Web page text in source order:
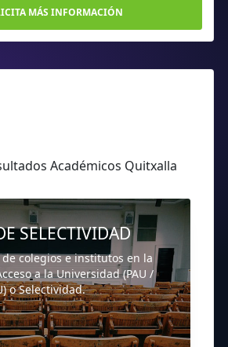
MÁS INFORMACIÓN
Académicos Quitxalla
SELECTIVIDAD
colegios e institutos en la
a la Universidad (PAU /
o Selectividad.